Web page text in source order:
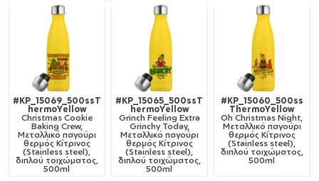
#KP_15069_500ssT
hermoYellow
Christmas Cookie
Baking Crew,
Μεταλλικό παγούρι
θερμός Κίτρινος
(Stainless steel),
διπλού τοιχώματος,
500ml
#KP_15065_500ssT
hermoYellow
Grinch Feeling Extra
Grinchy Today,
Μεταλλικό παγούρι
θερμός Κίτρινος
(Stainless steel),
διπλού τοιχώματος,
500ml
#KP_15060_500ss
ThermoYellow
Oh Christmas Night,
Μεταλλικό παγούρι
θερμός Κίτρινος
(Stainless steel),
διπλού τοιχώματος,
500ml